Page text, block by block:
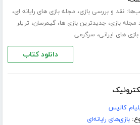
نقد و بررسی بازی، مجله بازی های رایانه ای،
مجله بازی، جدیدترین بازی ها،گیمرسان، تریلر
بازی های ایرانی، سرگرمی
دانلود کتاب
کالیس
بازی‌های رایانه‌ای